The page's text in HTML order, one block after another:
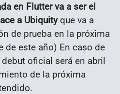
en Flutter va a ser el
a Ubiquityque va a
de prueba en la próxima
de este año) En caso de
oficial será en abril
de la próxima